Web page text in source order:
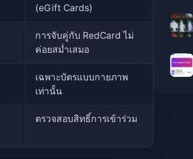
(eGift Cards)
การจับคู่กับ RedCard ไม่
ค่อยสม่ำเสมอ
เฉพาะบัตรแบบกายภาพ
เท่านั้น
ตรวจสอบสิทธิ์การเข้าร่วม